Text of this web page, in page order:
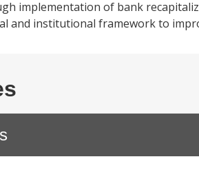
implementation of bank
and institutional framework to